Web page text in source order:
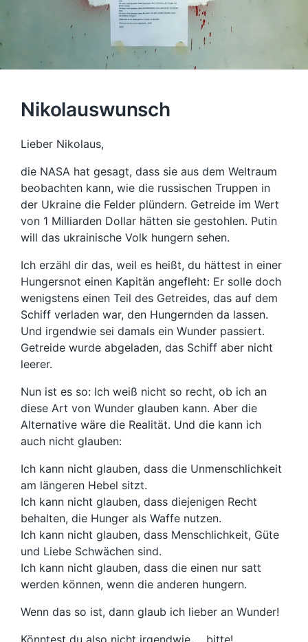
Nikolauswunsch
Lieber Nikolaus,
die NASA hat gesagt, dass sie aus dem Weltraum
beobachten kann, wie die russischen Truppen in
der Ukraine die Felder plündern. Getreide im Wert
von 1 Milliarden Dollar hätten sie gestohlen. Putin
will das ukrainische Volk hungern sehen.
Ich erzähl dir das, weil es heißt, du hättest in einer
Hungersnot einen Kapitän angefleht: Er solle doch
wenigstens einen Teil des Getreides, das auf dem
Schiff verladen war, den Hungernden da lassen.
Und irgendwie sei damals ein Wunder passiert.
Getreide wurde abgeladen, das Schiff aber nicht
leerer.
Nun ist es so: Ich weiß nicht so recht, ob ich an
diese Art von Wunder glauben kann. Aber die
Alternative wäre die Realität. Und die kann ich
auch nicht glauben:
Ich kann nicht glauben, dass die Unmenschlichkeit
am längeren Hebel sitzt.
Ich kann nicht glauben, dass diejenigen Recht
behalten, die Hunger als Waffe nutzen.
Ich kann nicht glauben, dass Menschlichkeit, Güte
und Liebe Schwächen sind.
Ich kann nicht glauben, dass die einen nur satt
werden können, wenn die anderen hungern.
Wenn das so ist, dann glaub ich lieber an Wunder!